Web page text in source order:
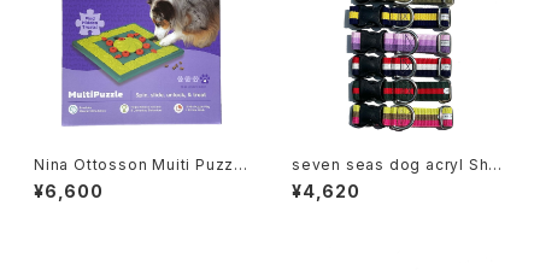
Nina Ottosson Muiti Puzzl
e ニーナ オットソン マルチパズ
ル
¥6,600
seven seas dog acryl Shor
t Collar Lサイズ セブンシーズ
ドッグ アクリル ショートカラー
¥4,620